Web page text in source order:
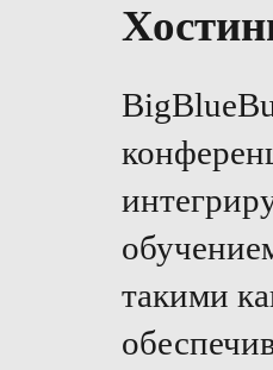
такими